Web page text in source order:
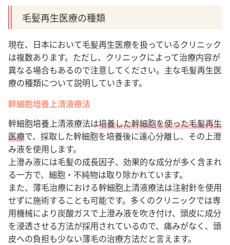
毛髪再生医療の種類
現在、日本において毛髪再生医療を扱っているクリニック
は複数あります。ただし、クリニックによって治療内容が
異なる場合もあるので注意してください。主な毛髪再生医
療の種類について説明していきます。
幹細胞培養上清液療法
幹細胞培養上清液療法は培養した幹細胞を使った毛髪再生
医療で、採取した幹細胞を培養後に遠心分離し、その上澄
み液を使用します。
上澄み液には毛髪の成長因子、効果的な成分が多く含まれ
る一方で、細胞・不純物は取り除かれています。
また、薄毛治療における幹細胞上清液療法は注射針を使用
せずに施術することも可能です。多くのクリニックでは専
用機械により炭酸ガスで上澄み液を吹き付け、頭皮に成分
を浸透させる方法が採用されているので、痛みがなく、頭
皮への負担も少ない薄毛の治療方法だと言えます。